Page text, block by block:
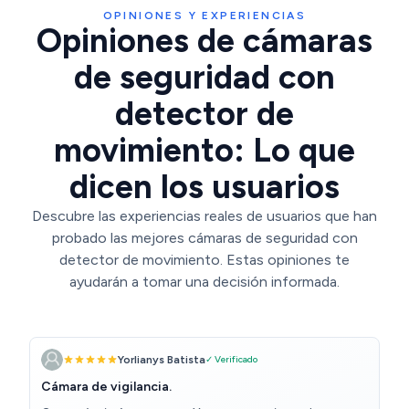
OPINIONES Y EXPERIENCIAS
Opiniones de cámaras
de seguridad con
detector de
movimiento: Lo que
dicen los usuarios
Descubre las experiencias reales de usuarios que han
probado las mejores cámaras de seguridad con
detector de movimiento. Estas opiniones te
ayudarán a tomar una decisión informada.
Yorlianys Batista✓ Verificado
Cámara de vigilancia.